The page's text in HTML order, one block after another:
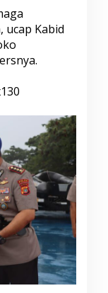
ucap Kabid